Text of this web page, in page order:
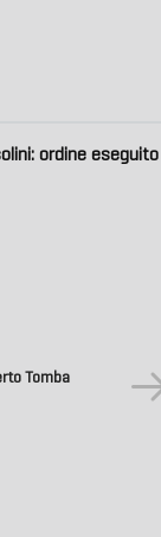
ordine eseguito
Tomba